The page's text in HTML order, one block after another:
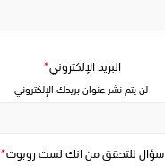
سؤال للتحقق من انك لست روبوت*
البريد الإلكتروني*
لن يتم نشر عنوان بريدك الإلكتروني